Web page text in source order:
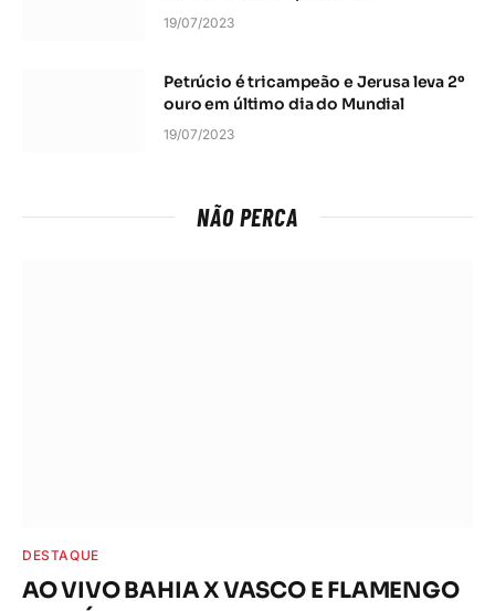
19/07/2023
Petrúcio é tricampeão e Jerusa leva 2º
ouro em último dia do Mundial
19/07/2023
NÃO PERCA
DESTAQUE
AO VIVO BAHIA X VASCO E FLAMENGO